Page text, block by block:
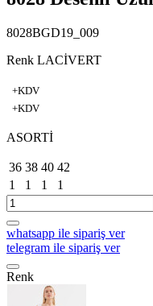
8028BGD19_009
Renk LACİVERT
+KDV
+KDV
ASORTİ
36 38 40 42
1
1 1 1
whatsapp ile sipariş ver
telegram ile sipariş ver
Renk